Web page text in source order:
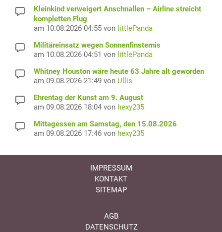
Kleinkind verweigert Anschnallen – Airline streicht
kompletten Flug
am 10.08.2026 04:55 von littlePanda
Militäreinsatz wegen Sonnenfinsternis
am 10.08.2026 04:51 von littlePanda
Whitney Houston wäre heute 63 Jahre alt geworden
am 09.08.2026 21:49 von Ullis
Ehrentag der Kunst am 9. August
am 09.08.2026 18:04 von hexy235
Mittagessen am Samstag, den 15.08.2026
am 09.08.2026 17:46 von hexy235
IMPRESSUM
KONTAKT
SITEMAP
AGB
DATENSCHUTZ